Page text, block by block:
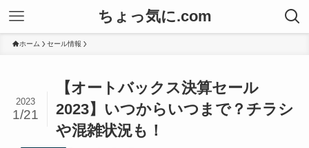
ちょっ気に.com
ホーム セール情報
【オートバックス決算セール
2023】いつからいつまで？チラシ
や混雑状況も！
2023
1/21